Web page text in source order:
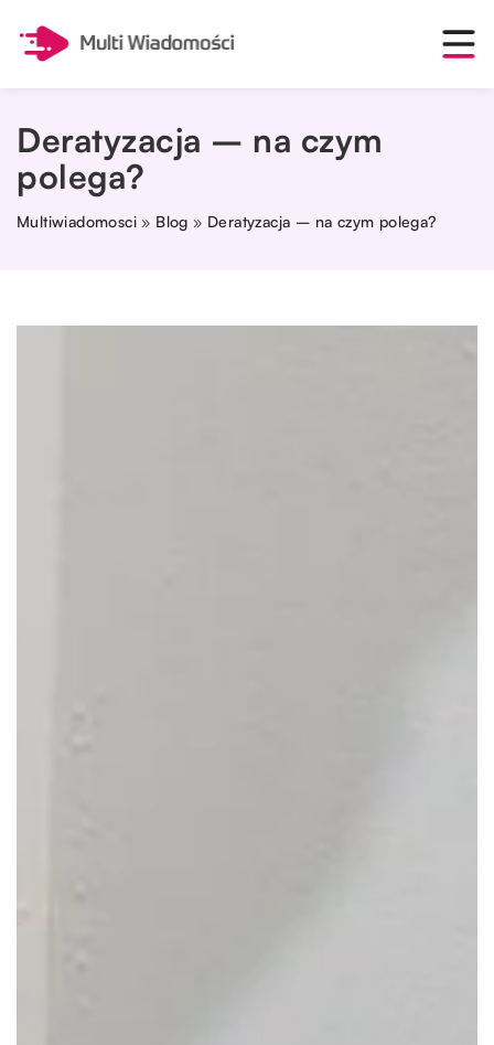
Deratyzacja – na czym
polega?
Multiwiadomosci » Blog » Deratyzacja – na czym polega?